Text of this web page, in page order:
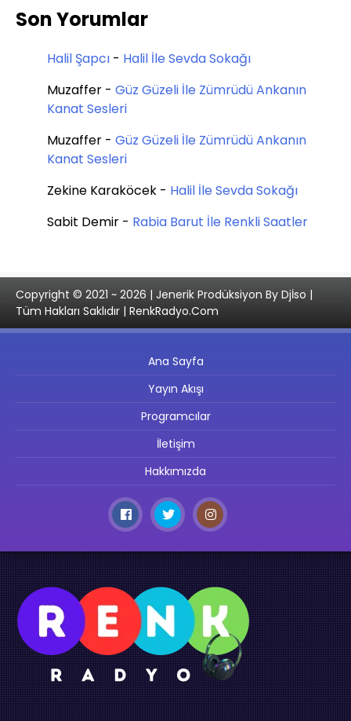
Son Yorumlar
Halil Şapcı - Halil İle Sevda Sokağı
Muzaffer - Güz Güzeli İle Zümrüdü Ankanın
Kanat Sesleri
Muzaffer - Güz Güzeli İle Zümrüdü Ankanın
Kanat Sesleri
Zekine Karaköcek - Halil İle Sevda Sokağı
Sabit Demir - Rabia Barut İle Renkli Saatler
Copyright © 2021 ~ 2026 | Jenerik Prodüksiyon By Djİso |
Tüm Hakları Saklıdır | RenkRadyo.Com
Ana Sayfa
Yayın Akışı
Programcılar
İletişim
Hakkımızda